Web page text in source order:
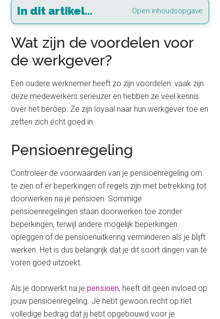
In dit artikel... Open inhoudsopgave
Wat zijn de voordelen voor
de werkgever?
Een oudere werknemer heeft zo zijn voordelen: vaak zijn
deze medewerkers serieuzer en hebben ze veel kennis
over het beroep. Ze zijn loyaal naar hun werkgever toe en
zetten zich écht goed in.
Pensioenregeling
Controleer de voorwaarden van je pensioenregeling om
te zien of er beperkingen of regels zijn met betrekking tot
doorwerken na je pensioen. Sommige
pensioenregelingen staan doorwerken toe zonder
beperkingen, terwijl andere mogelijk beperkingen
opleggen of de pensioenuitkering verminderen als je blijft
werken. Het is dus belangrijk dat je dit soort dingen van te
voren goed uitzoekt.
Als je doorwerkt na jepensioen, heeft dit geen invloed op
jouw pensioenregeling. Je hebt gewoon recht op het
volledige bedrag dat jij hebt opgebouwd voor je